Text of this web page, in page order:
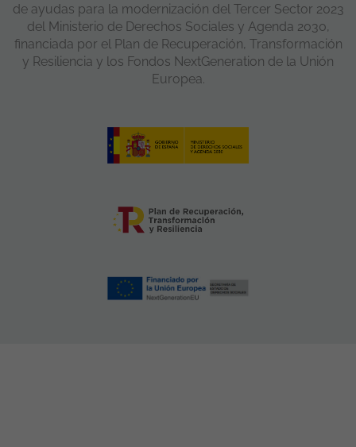
de ayudas para la modernización del Tercer Sector 2023
del Ministerio de Derechos Sociales y Agenda 2030,
financiada por el Plan de Recuperación, Transformación
y Resiliencia y los Fondos NextGeneration de la Unión
Europea.